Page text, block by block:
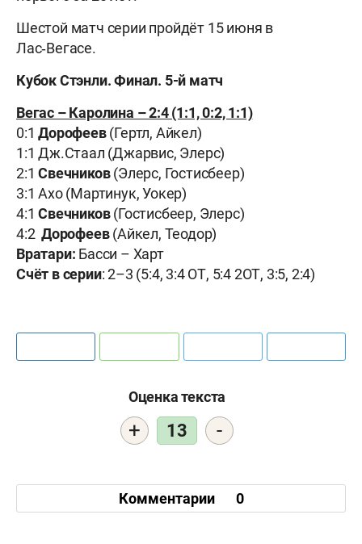
Шестой матч серии пройдёт 15 июня в
Лас‑Вегасе.
Кубок Стэнли. Финал. 5-й матч
Вегас – Каролина – 2:4 (1:1, 0:2, 1:1)
0:1Дорофеев(Гертл, Айкел)
1:1 Дж.Стаал (Джарвис, Элерс)
2:1Свечников(Элерс, Гостисбеер)
3:1 Ахо (Мартинук, Уокер)
4:1Свечников(Гостисбеер, Элерс)
4:2 Дорофеев(Айкел, Теодор)
Вратари: Басси – Харт
Счёт в серии: 2–3 (5:4, 3:4 ОТ, 5:4 2ОТ, 3:5, 2:4)
Оценка текста
+ 13 -
Комментарии 0